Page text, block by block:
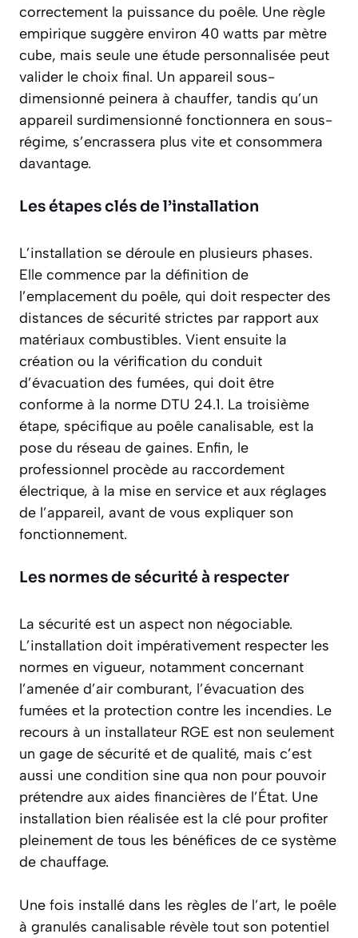
correctement la puissance du poêle. Une règle
empirique suggère environ 40 watts par mètre
cube, mais seule une étude personnalisée peut
valider le choix final. Un appareil sous-
dimensionné peinera à chauffer, tandis qu’un
appareil surdimensionné fonctionnera en sous-
régime, s’encrassera plus vite et consommera
davantage.
Les étapes clés de l’installation
L’installation se déroule en plusieurs phases.
Elle commence par la définition de
l’emplacement du poêle, qui doit respecter des
distances de sécurité strictes par rapport aux
matériaux combustibles. Vient ensuite la
création ou la vérification du conduit
d’évacuation des fumées, qui doit être
conforme à la norme DTU 24.1. La troisième
étape, spécifique au poêle canalisable, est la
pose du réseau de gaines. Enfin, le
professionnel procède au raccordement
électrique, à la mise en service et aux réglages
de l’appareil, avant de vous expliquer son
fonctionnement.
Les normes de sécurité à respecter
La sécurité est un aspect non négociable.
L’installation doit impérativement respecter les
normes en vigueur, notamment concernant
l’amenée d’air comburant, l’évacuation des
fumées et la protection contre les incendies. Le
recours à un installateur RGE est non seulement
un gage de sécurité et de qualité, mais c’est
aussi une condition sine qua non pour pouvoir
prétendre aux aides financières de l’État. Une
installation bien réalisée est la clé pour profiter
pleinement de tous les bénéfices de ce système
de chauffage.
Une fois installé dans les règles de l’art, le poêle
à granulés canalisable révèle tout son potentiel